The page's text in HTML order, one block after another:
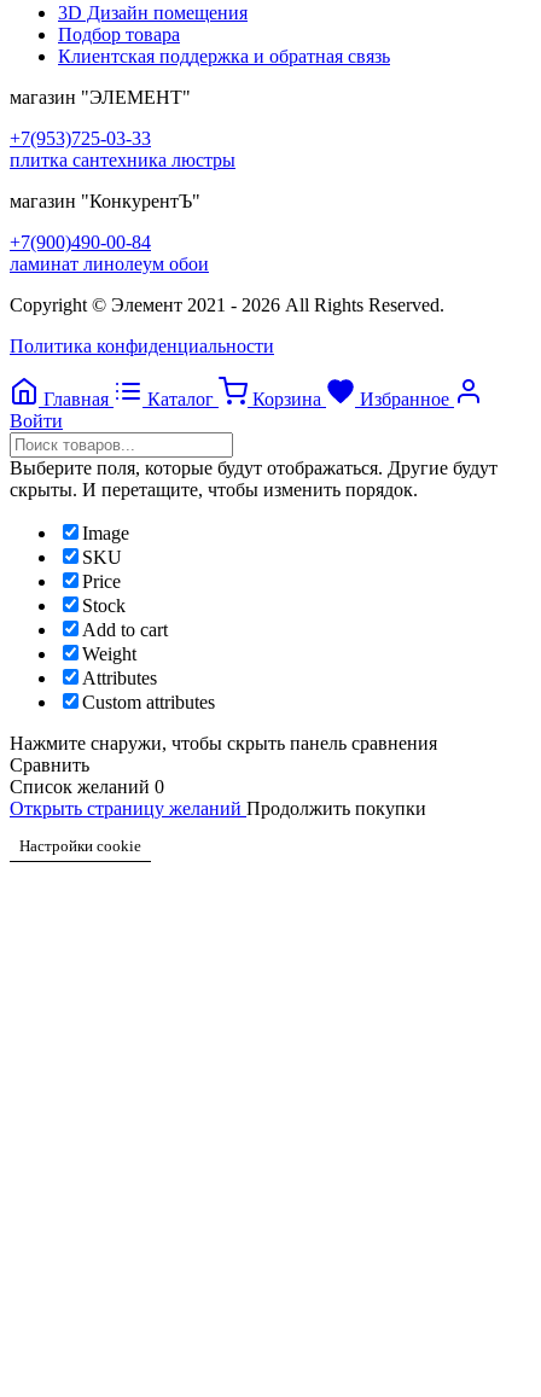
3D Дизайн помещения
Подбор товара
Клиентская поддержка и обратная связь
магазин "ЭЛЕМЕНТ"
+7(953)725-03-33
плитка сантехника люстры
магазин "КонкурентЪ"
+7(900)490-00-84
ламинат линолеум обои
Copyright © Элемент 2021 - 2026 All Rights Reserved.
Политика конфиденциальности
Главная Каталог Корзина
Избранное
Войти
Выберите поля, которые будут отображаться. Другие будут
скрыты. И перетащите, чтобы изменить порядок.
Image
SKU
Price
Stock
Add to cart
Weight
Attributes
Custom attributes
Нажмите снаружи, чтобы скрыть панель сравнения
Сравнить
Список желаний 0
Открыть страницу желаний Продолжить покупки
Настройки cookie